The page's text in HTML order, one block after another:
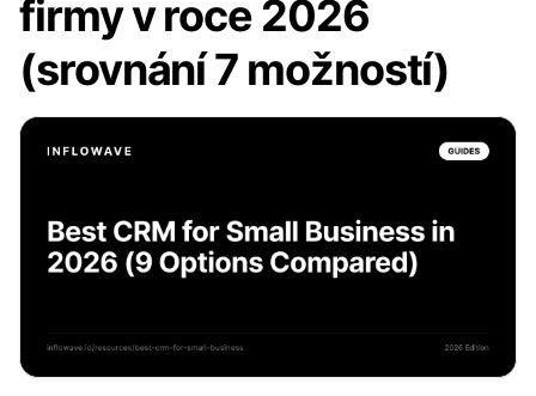
firmy v roce 2026
(srovnání 7 možností)